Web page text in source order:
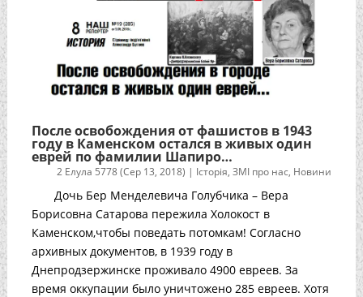
После освобождения от фашистов в 1943
году в Каменском остался в живых один
еврей по фамилии Шапиро…
2 Елула 5778 (Сер 13, 2018) | Історія,ЗМІ про нас, Новини
Дочь Бер Менделевича Голубчика – Вера
Борисовна Сатарова пережила Холокост в
Каменском,чтобы поведать потомкам! Согласно
архивных документов, в 1939 году в
Днепродзержинске проживало 4900 евреев. За
время оккупации было уничтожено 285 евреев. Хотя